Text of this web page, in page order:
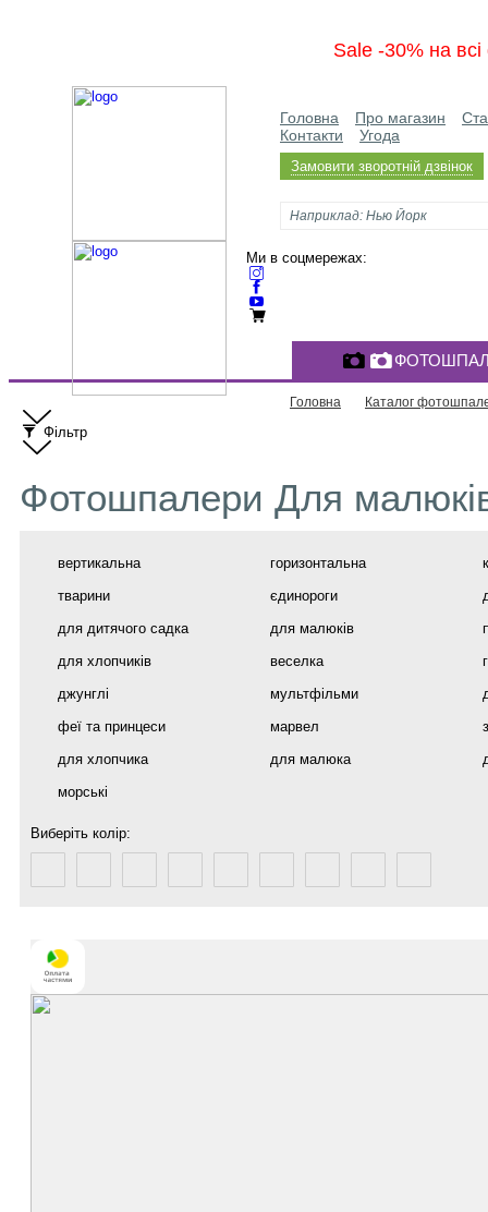
Sale -30% на
Головна Про магазин
Контакти
Угода
Замовити зворотній дзвінок
Ми в соцмережах:
Головна Каталог
Фільтр
Фотошпалери Для
вертикальна горизонтальна
тварини
єдинороги
для дитячого садка
для малюків
для хлопчиків
веселка
джунглі
мультфільми
феї та принцеси
марвел
для хлопчика
для малюка
морські
Виберіть колір: